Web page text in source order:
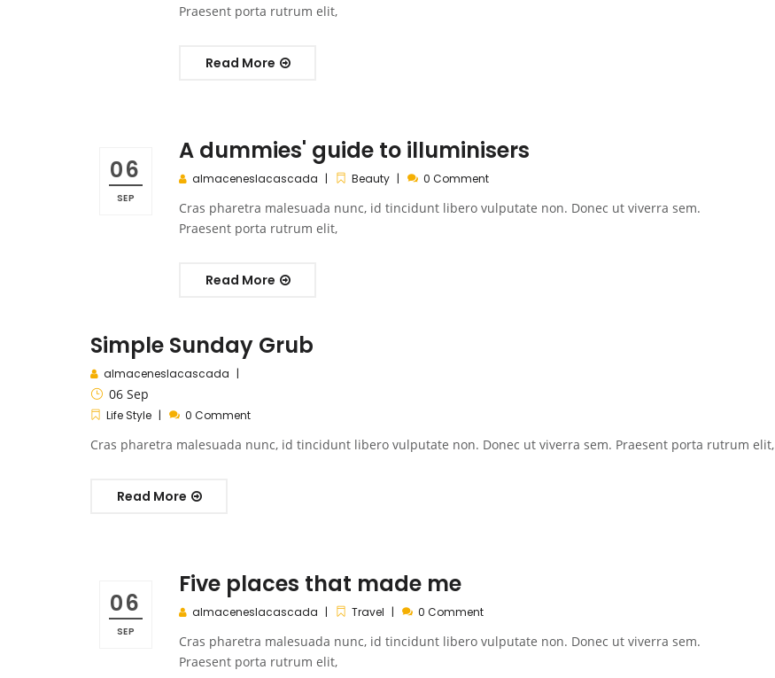
Praesent porta rutrum elit,
Read More
06
SEP
A dummies' guide to illuminisers
almaceneslacascada Beauty 0 Comment
Cras pharetra malesuada nunc, id tincidunt libero vulputate non. Donec ut viverra sem.
Praesent porta rutrum elit,
Read More
Simple Sunday Grub
almaceneslacascada
06 Sep
Life Style 0 Comment
Cras pharetra malesuada nunc, id tincidunt libero vulputate non. Donec ut viverra sem. Praesent porta rutrum elit,
Read More
06
SEP
Five places that made me
almaceneslacascada Travel 0 Comment
Cras pharetra malesuada nunc, id tincidunt libero vulputate non. Donec ut viverra sem.
Praesent porta rutrum elit,